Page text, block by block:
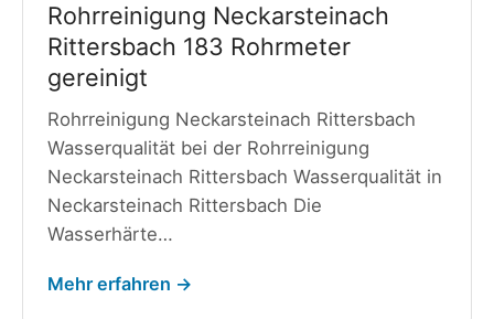
Rohrreinigung Neckarsteinach
Rittersbach 183 Rohrmeter
gereinigt
Rohrreinigung Neckarsteinach Rittersbach
Wasserqualität bei der Rohrreinigung
Neckarsteinach Rittersbach Wasserqualität in
Neckarsteinach Rittersbach Die
Wasserhärte…
Mehr erfahren →